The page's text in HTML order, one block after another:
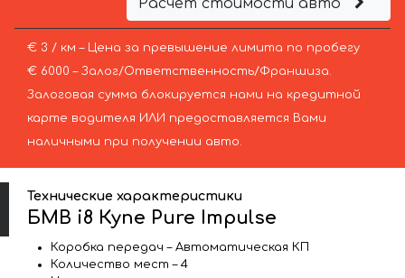
Расчёт стоимости авто
€ 3 / км – Цена за превышение лимита по пробегу
€ 6000 – Залог/Ответственность/Франшиза.
Залоговая сумма блокируется нами на кредитной
карте водителя ИЛИ предоставляется Вами
наличными при получении авто.
Технические характеристики
БМВ i8 Купе Pure Impulse
Коробка передач – Автоматическая КП
Количество мест – 4